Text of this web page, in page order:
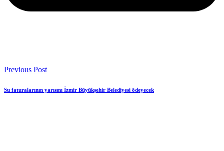
Previous Post
Su faturalarının yarısını İzmir Büyükşehir Belediyesi ödeyecek